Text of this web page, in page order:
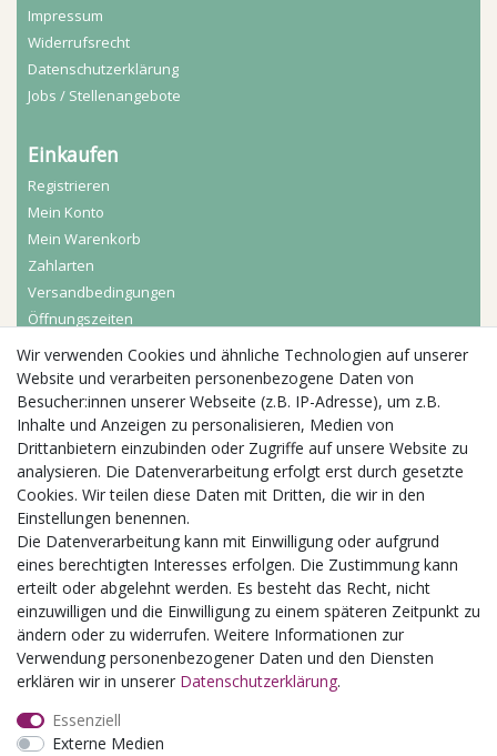
Impressum
Widerrufs­recht
Daten­schutz­erklärung
Jobs / Stellenangebote
Einkaufen
Registrieren
Mein Konto
Mein Warenkorb
Zahlarten
Versandbedingungen
Öffnungszeiten
Aktuelles
Busgruppen
Kindergeburtstage
Kindergartenausflug
Schulklassenausflug
Zwillingsrabatt
Wir verwenden Cookies und ähnliche Technologien auf unserer
Website und verarbeiten personenbezogene Daten von
Besucher:innen unserer Webseite (z.B. IP-Adresse), um z.B.
Inhalte und Anzeigen zu personalisieren, Medien von
Drittanbietern einzubinden oder Zugriffe auf unsere Website zu
analysieren. Die Datenverarbeitung erfolgt erst durch gesetzte
Cookies. Wir teilen diese Daten mit Dritten, die wir in den
Einstellungen benennen.
Die Datenverarbeitung kann mit Einwilligung oder aufgrund
eines berechtigten Interesses erfolgen. Die Zustimmung kann
erteilt oder abgelehnt werden. Es besteht das Recht, nicht
einzuwilligen und die Einwilligung zu einem späteren Zeitpunkt zu
ändern oder zu widerrufen. Weitere Informationen zur
Verwendung personenbezogener Daten und den Diensten
erklären wir in unserer Daten­schutz­erklärung.
Essenziell
Externe Medien